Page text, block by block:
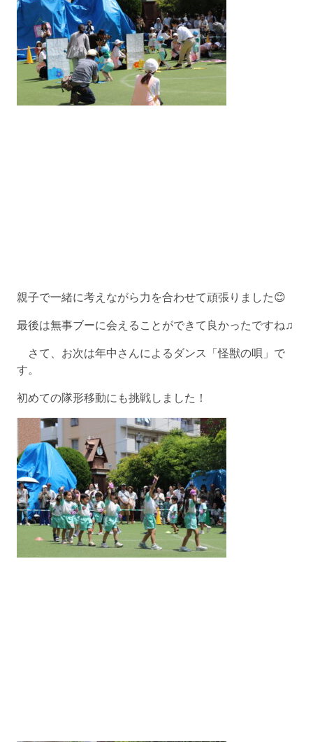
親子で一緒に考えながら力を合わせて頑張りました😊
最後は無事ブーに会えることができて良かったですね♫
さて、お次は年中さんによるダンス「怪獣の唄」で
す。
初めての隊形移動にも挑戦しました！